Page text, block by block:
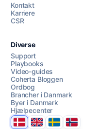
AI Campaign Assist
Kontakt
Karriere
CSR
Diverse
Support
Playbooks
Video-guides
Coherta Bloggen
Ordbog
Brancher i Danmark
Byer i Danmark
Hjælpecenter
DanmarkUnited Kingdom
SverigeNorge